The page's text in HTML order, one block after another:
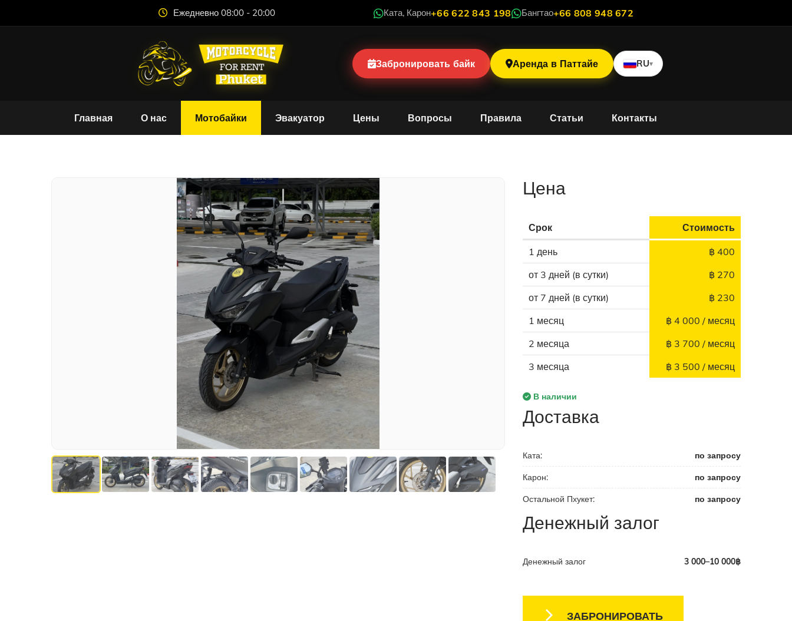
Ежедневно 08:00 - 20:00 Ката, Карон+66 622 843 198 Бангтао+66 808 948 672
Забронировать байк Аренда в Паттайе RU▾
Главная О нас Мотобайки Эвакуатор Цены Вопросы Правила Статьи Контакты
Цена
Срок Стоимость
1 день
฿ 400
от 3 дней (в сутки)
฿ 270
от 7 дней (в сутки)
฿ 230
1 месяц
฿ 4 000 / месяц
2 месяца
฿ 3 700 / месяц
3 месяца
฿ 3 500 / месяц
В наличии
Доставка
Ката: по запросу
Карон: по запросу
Остальной Пхукет: по запросу
Денежный залог
Денежный залог 3 000–10 000฿
ЗАБРОНИРОВАТЬ